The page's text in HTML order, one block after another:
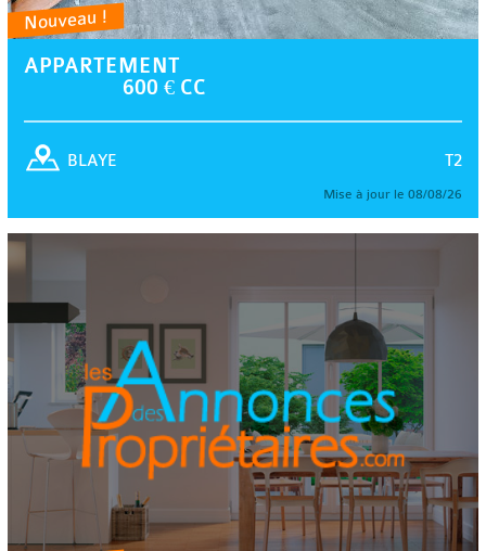
Nouveau !
APPARTEMENT
600 € CC
T2
BLAYE
Mise à jour le 08/08/26